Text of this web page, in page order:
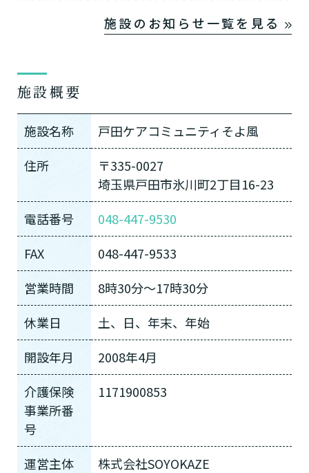
施設のお知らせ一覧を見る
施設概要
施設名称
戸田ケアコミュニティそよ風
住所
〒335-0027
埼玉県戸田市氷川町2丁目16-23
電話番号
048-447-9530
FAX
048-447-9533
営業時間
8時30分〜17時30分
休業日
土、日、年末、年始
開設年月
2008年4月
介護保険
事業所番
号
1171900853
運営主体 株式会社SOYOKAZE